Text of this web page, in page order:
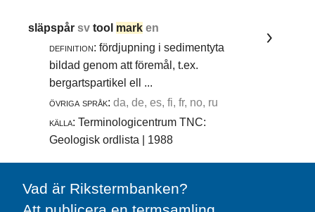
släpspårsvtool mark en
definition: fördjupning i sedimentyta
bildad genom att föremål, t.ex.
bergartspartikel ell ...
övriga språk: da, de, es, fi, fr, no, ru
källa: Terminologicentrum TNC:
Geologisk ordlista | 1988
Vad är Rikstermbanken?